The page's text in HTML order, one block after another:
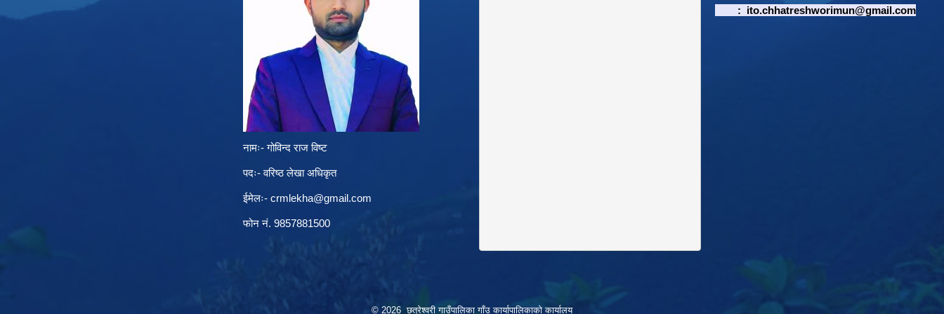
नामः- गोविन्द राज विष्ट
पदः- वरिष्ठ लेखा अधिकृत
ईमेलः- crmlekha@gmail.com
फोन नं. 9857881500
: ito.chhatreshworimun@gmail.com
© 2026 छत्रेश्वरी गाउँपालिका गाँउ कार्यापालिकाको कार्यालय